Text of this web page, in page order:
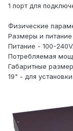
1 порт для
Физические
Размеры и питание
Питание - 100-
Потребляемая
Габаритные
19" - для